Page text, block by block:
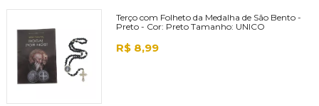
Terço com Folheto da Medalha de São Bento -
Preto - Cor: Preto Tamanho: UNICO
R$ 8,99